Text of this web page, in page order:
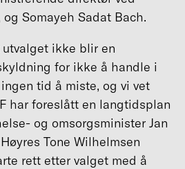
Somayeh Sadat Bach.
ikke blir en
for ikke å handle i
tid å miste, og vi vet
har foreslått en langtidsplan
og omsorgsminister Jan
Tone Wilhelmsen
rett etter valget med å